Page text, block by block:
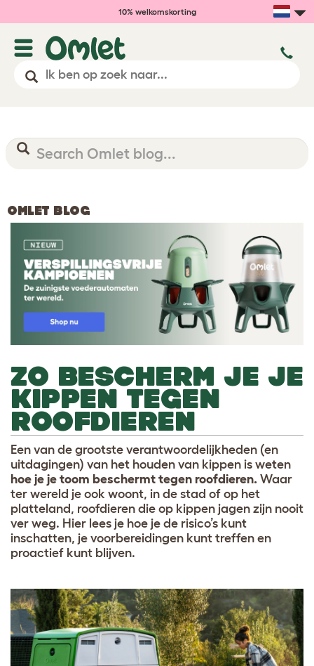
10% welkomskorting
OMLET BLOG
ZO BESCHERM JE JE
KIPPEN TEGEN
ROOFDIEREN
Een van de grootste verantwoordelijkheden (en
uitdagingen) van het houden van kippen is weten
hoe je je toom beschermt tegen roofdieren. Waar
ter wereld je ook woont, in de stad of op het
platteland, roofdieren die op kippen jagen zijn nooit
ver weg. Hier lees je hoe je de risico’s kunt
inschatten, je voorbereidingen kunt treffen en
proactief kunt blijven.